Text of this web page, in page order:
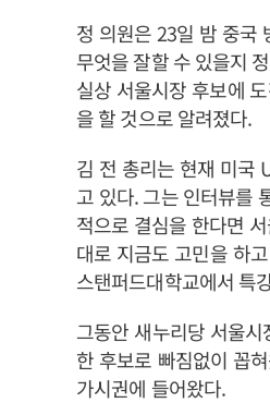
정 의원은 23일 밤 중국
무엇을 잘할 수 있을지
실상 서울시장 후보에
을 할 것으로 알려졌다.
김 전 총리는 현재 미국
고 있다. 그는 인터뷰를
적으로 결심을 한다면
대로 지금도 고민을 하
스탠퍼드대학교에서 특
그동안 새누리당 서울
한 후보로 빠짐없이 꼽
가시권에 들어왔다.